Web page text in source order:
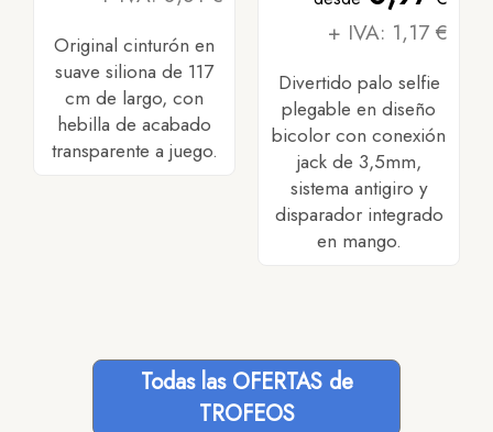
Original cinturón en
suave siliona de 117
cm de largo, con
hebilla de acabado
transparente a juego.
+ IVA: 1,17 €
Divertido palo selfie
plegable en diseño
bicolor con conexión
jack de 3,5mm,
sistema antigiro y
disparador integrado
en mango.
Todas las OFERTAS de
TROFEOS